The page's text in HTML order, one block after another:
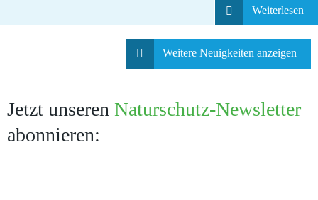
Weiterlesen
Weitere Neuigkeiten anzeigen
Jetzt unseren Naturschutz-Newsletter
abonnieren: